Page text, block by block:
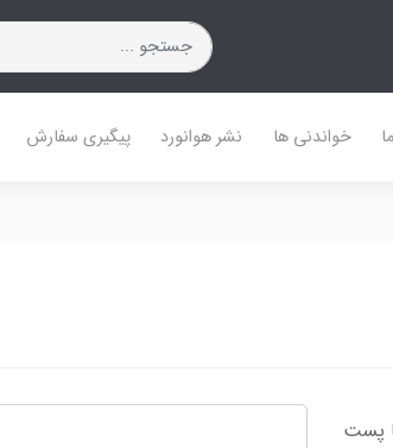
خواندنی ها نشر هوانورد پیگیری سفارش
پست